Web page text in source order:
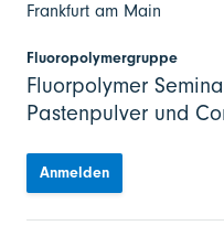
Frankfurt am Main
Fluoropolymergruppe
Fluorpolymer
Pastenpulver und
Anmelden